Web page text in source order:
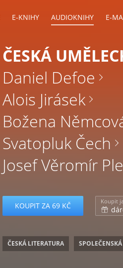
E-KNIHY AUDIOKNIHY E-
ČESKÁ
Daniel Defoe
Alois Jirásek
Božena
Svatopluk Čech
Josef Věromír
KOUPIT ZA 69 KČ Koupit
ČESKÁ LITERATURA